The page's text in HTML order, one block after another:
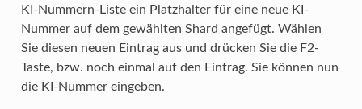
KI-Nummern-Liste ein Platzhalter für eine neue KI-
Nummer auf dem gewählten Shard angefügt. Wählen
Sie diesen neuen Eintrag aus und drücken Sie die F2-
Taste, bzw. noch einmal auf den Eintrag. Sie können nun
die KI-Nummer eingeben.